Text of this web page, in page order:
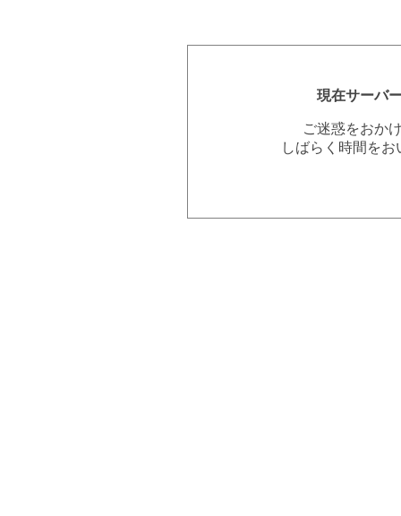
現在サーバ
ご迷惑をおか
しばらく時間を